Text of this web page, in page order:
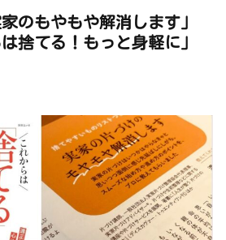
のもやもや解消します」
捨てる！もっと身軽に」